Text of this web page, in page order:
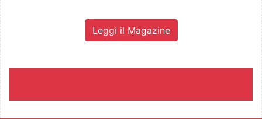
Leggi il Magazine